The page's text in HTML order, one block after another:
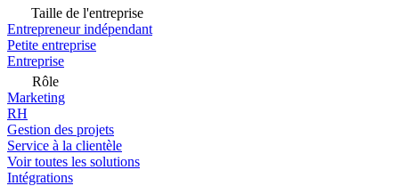
Taille de l'entreprise
Entrepreneur indépendant
Petite entreprise
Entreprise
Rôle
Marketing
RH
Gestion des projets
Service à la clientèle
Voir toutes les solutions
Intégrations